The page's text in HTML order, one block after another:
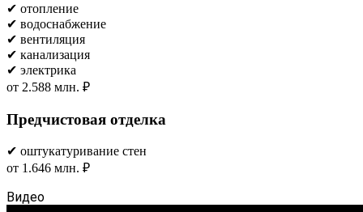
✔ отопление
✔ водоснабжение
✔ вентиляция
✔ канализация
✔ электрика
от 2.588 млн. ₽
Предчистовая отделка
✔ оштукатуривание стен
от 1.646 млн. ₽
Видео